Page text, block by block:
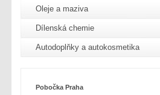
Oleje a maziva
Dílenská chemie
Autodoplňky a autokosmetika
Pobočka Praha